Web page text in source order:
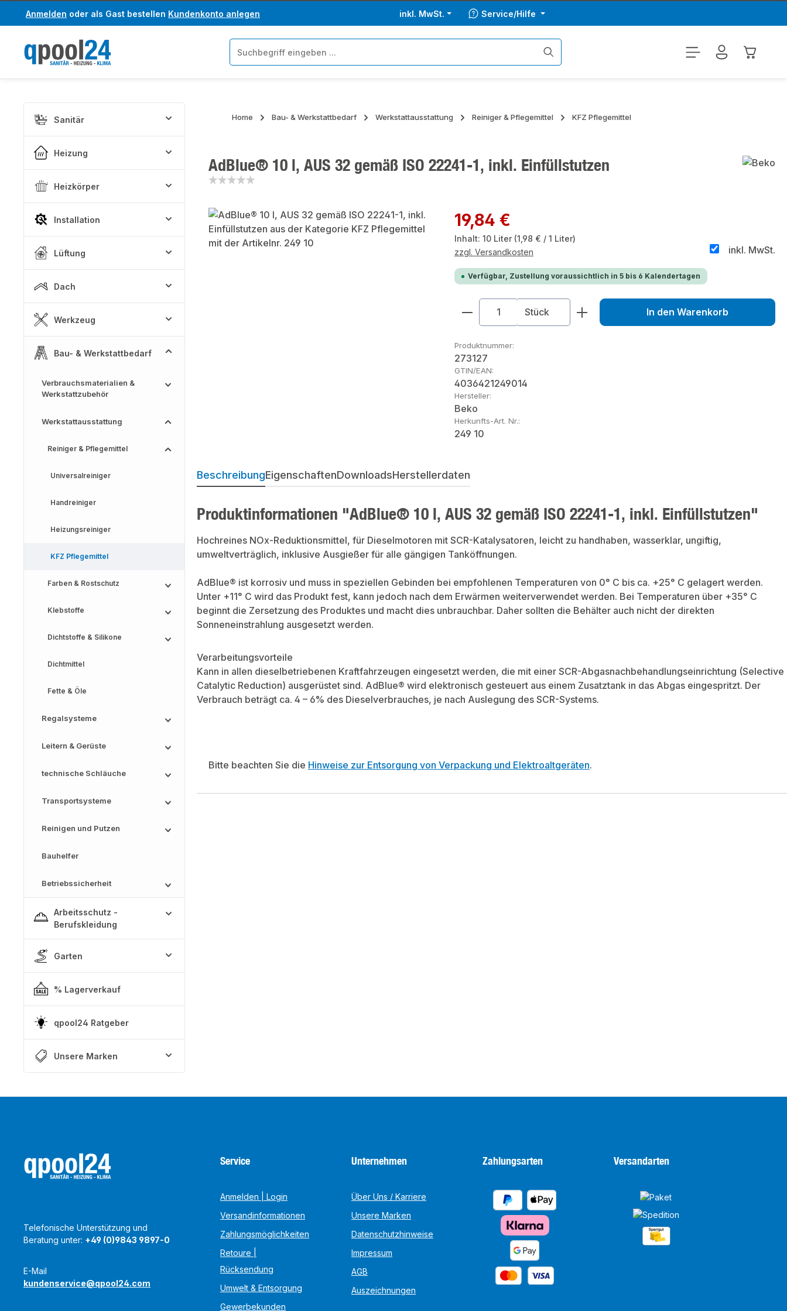
Hauptinhalt springen
Zur Suche springen
Anmelden oder als Gast bestellen Kundenkonto anlegen inkl. MwSt. Service/Hilfe
Sanitär
Heizung
Heizkörper
Installation
Lüftung
Dach
Werkzeug
Bau- & Werkstattbedarf
Verbrauchsmaterialien &
Werkstattzubehör
Werkstattausstattung
Reiniger & Pflegemittel
Universalreiniger
Handreiniger
Heizungsreiniger
KFZ Pflegemittel
Farben & Rostschutz
Klebstoffe
Dichtstoffe & Silikone
Dichtmittel
Fette & Öle
Regalsysteme
Leitern & Gerüste
technische Schläuche
Transportsysteme
Reinigen und Putzen
Bauhelfer
Betriebssicherheit
Arbeitsschutz -
Berufskleidung
Garten
% Lagerverkauf
qpool24 Ratgeber
Unsere Marken
Home Bau- & Werkstattbedarf Werkstattausstattung Reiniger & Pflegemittel KFZ Pflegemittel
AdBlue® 10 l, AUS 32 gemäß ISO 22241-1, inkl. Einfüllstutzen
Bildergalerie überspringen Regulärer Preis:
19,84 €
Inhalt: 10 Liter (1,98 € / 1 Liter)
inkl. MwSt.
zzgl. Versandkosten
Verfügbar, Zustellung voraussichtlich in 5 bis 6 Kalendertagen
Produkt Anzahl: Gib den gewünschten Wert
Stück In den Warenkorb
Produktnummer:
273127
GTIN/EAN:
4036421249014
Hersteller:
Beko
Herkunfts-Art. Nr.:
249 10
BeschreibungEigenschaftenDownloadsHerstellerdaten
Produktinformationen "AdBlue® 10 l, AUS 32 gemäß ISO 22241-1, inkl. Einfüllstutzen"
Hochreines NOx-Reduktionsmittel, für Dieselmotoren mit SCR-Katalysatoren, leicht zu handhaben, wasserklar, ungiftig,
umweltverträglich, inklusive Ausgießer für alle gängigen Tanköffnungen.
AdBlue® ist korrosiv und muss in speziellen Gebinden bei empfohlenen Temperaturen von 0° C bis ca. +25° C gelagert werden.
Unter +11° C wird das Produkt fest, kann jedoch nach dem Erwärmen weiterverwendet werden. Bei Temperaturen über +35° C
beginnt die Zersetzung des Produktes und macht dies unbrauchbar. Daher sollten die Behälter auch nicht der direkten
Sonneneinstrahlung ausgesetzt werden.
Verarbeitungsvorteile
Kann in allen dieselbetriebenen Kraftfahrzeugen eingesetzt werden, die mit einer SCR-Abgasnachbehandlungseinrichtung (Selective
Catalytic Reduction) ausgerüstet sind. AdBlue® wird elektronisch gesteuert aus einem Zusatztank in das Abgas eingespritzt. Der
Verbrauch beträgt ca. 4 – 6% des Dieselverbrauches, je nach Auslegung des SCR-Systems.
Bitte beachten Sie die Hinweise zur Entsorgung von Verpackung und Elektroaltgeräten.
Telefonische Unterstützung und
Beratung unter: +49 (0)9843 9897-0
E-Mail
kundenservice@qpool24.com
Service
Anmelden | Login
Versandinformationen
Zahlungsmöglichkeiten
Retoure |
Rücksendung
Umwelt & Entsorgung
Gewerbekunden
Unternehmen
Über Uns / Karriere
Unsere Marken
Datenschutzhinweise
Impressum
AGB
Auszeichnungen
Zahlungsarten Versandarten